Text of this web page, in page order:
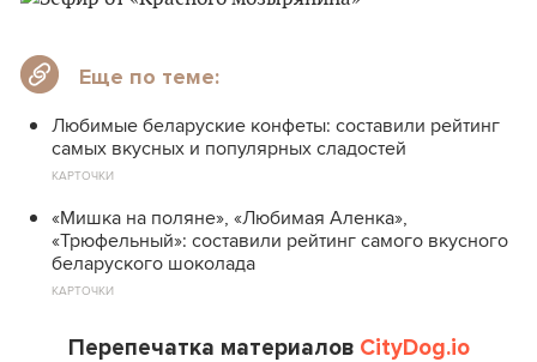
Еще по теме:
Любимые беларуские конфеты: составили рейтинг
самых вкусных и популярных сладостей
КАРТОЧКИ
«Мишка на поляне», «Любимая Аленка»,
«Трюфельный»: составили рейтинг самого вкусного
беларуского шоколада
КАРТОЧКИ
Перепечатка материалов CityDog.io